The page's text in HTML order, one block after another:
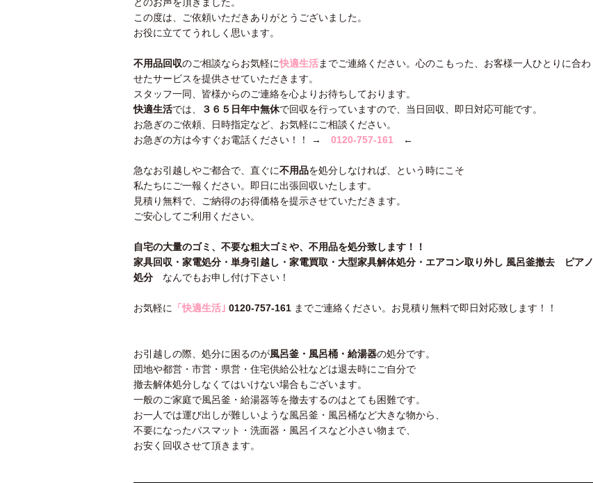
この度は、ご依頼いただきありがとうございました。
お役に立ててうれしく思います。
不用品回収のご相談ならお気軽に快適生活までご連絡ください。心のこもった、お客様一人ひとりに合わ
せたサービスを提供させていただきます。
スタッフ一同、皆様からのご連絡を心よりお待ちしております。
快適生活では、 ３６５日年中無休で回収を行っていますので、当日回収、即日対応可能です。
お急ぎのご依頼、日時指定など、お気軽にご相談ください。
お急ぎの方は今すぐお電話ください！！ →
0120-757-161 ←
急なお引越しやご都合で、直ぐに不用品を処分しなければ、という時にこそ
私たちにご一報ください。即日に出張回収いたします。
見積り無料で、ご納得のお得価格を提示させていただきます。
ご安心してご利用ください。
自宅の大量のゴミ、不要な粗大ゴミや、不用品を処分致します！！
家具回収・家電処分・単身引越し・家電買取・大型家具解体処分・エアコン取り外し 風呂釜撤去 ピアノ
処分 なんでもお申し付け下さい！
お気軽に 「快適生活｣ 0120-757-161 までご連絡ください。お見積り無料で即日対応致します！！
お引越しの際、処分に困るのが風呂釜・風呂桶・給湯器の処分です。
団地や都営・市営・県営・住宅供給公社などは退去時にご自分で
撤去解体処分しなくてはいけない場合もございます。
一般のご家庭で風呂釜・給湯器等を撤去するのはとても困難です。
お一人では運び出しが難しいような風呂釜・風呂桶など大きな物から、
不要になったバスマット・洗面器・風呂イスなど小さい物まで、
お安く回収させて頂きます。